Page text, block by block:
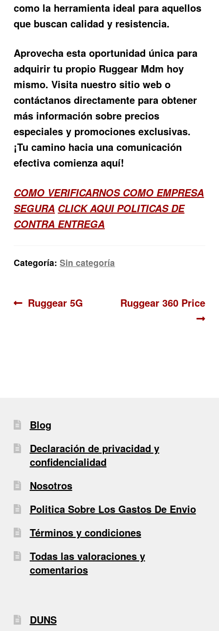
como la herramienta ideal para aquellos
que buscan calidad y resistencia.
Aprovecha esta oportunidad única para
adquirir tu propio Ruggear Mdm hoy
mismo. Visita nuestro sitio web o
contáctanos directamente para obtener
más información sobre precios
especiales y promociones exclusivas.
¡Tu camino hacia una comunicación
efectiva comienza aquí!
COMO VERIFICARNOS COMO EMPRESA
SEGURA CLICK AQUI POLITICAS DE
CONTRA ENTREGA
Categoría:Sin categoría
Navegación
Anterior:
Ruggear 5G Siguiente:
Ruggear 360 Price
Blog
Declaración de privacidad y
confidencialidad
Nosotros
Politica Sobre Los Gastos De Envio
Términos y condiciones
Todas las valoraciones y
comentarios
DUNS